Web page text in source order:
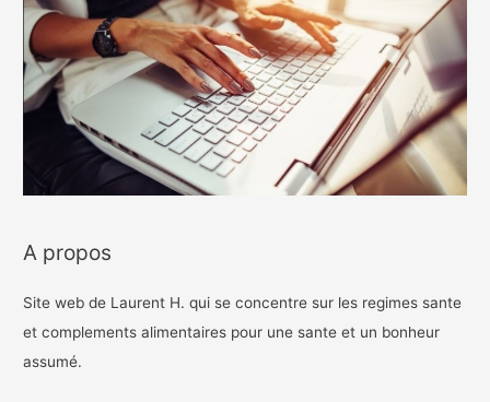
A propos
Site web de Laurent H. qui se concentre sur les regimes sante
et complements alimentaires pour une sante et un bonheur
assumé.